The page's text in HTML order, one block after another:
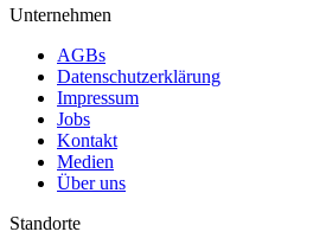
Unternehmen
AGBs
Datenschutzerklärung
Impressum
Jobs
Kontakt
Medien
Über uns
Standorte